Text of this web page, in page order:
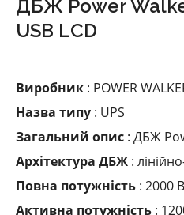
ДБЖ Power
USB LCD
Виробник : POWER
Назва типу : UPS
Загальний опис : ДБЖ
Архітектура ДБЖ :
Повна потужність : 2000
Активна потужність :